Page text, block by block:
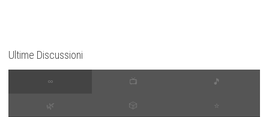
Ultime Discussioni
∞ 📺 🎵
🌿 🎲 ⭐️